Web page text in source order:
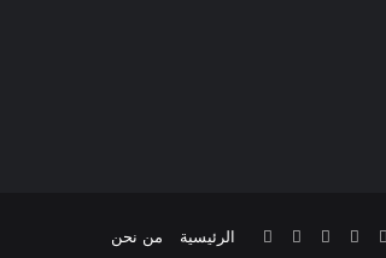
الرئيسية من نحن فيسبوك
تويتر يوتيوبانستقرام
تيلقرام